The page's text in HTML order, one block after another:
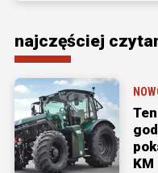
najczęściej
KM